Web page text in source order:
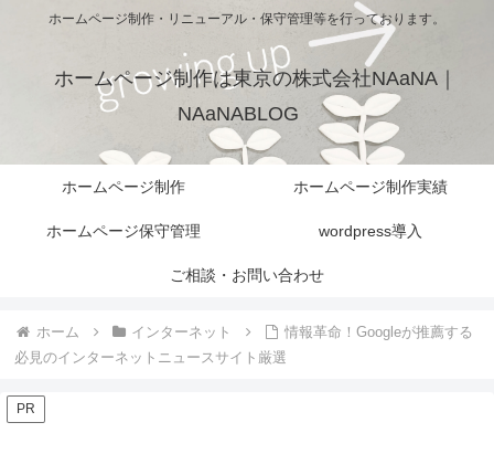
ホームページ制作・リニューアル・保守管理等を行っております。
ホームページ制作は東京の株式会社NAaNA｜
NAaNABLOG
ホームページ制作 ホームページ制作実績
ホームページ保守管理 wordpress導入
ご相談・お問い合わせ
ホーム インターネット
情報革命！Googleが推薦する
必見のインターネットニュースサイト厳選
PR